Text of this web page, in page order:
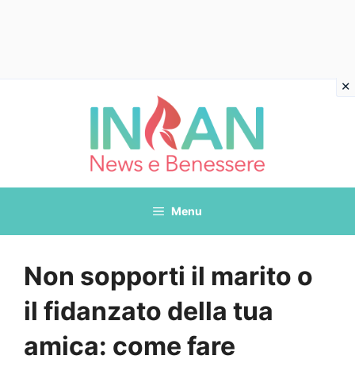
Menu
Non sopporti il marito o
il fidanzato della tua
amica: come fare